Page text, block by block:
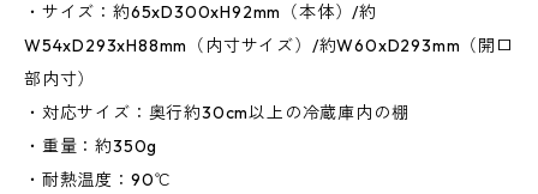
・サイズ：約65xD300xH92mm（本体）/約
W54xD293xH88mm（内寸サイズ）/約W60xD293mm（開口
部内寸）
・対応サイズ：奥行約30cm以上の冷蔵庫内の棚
・重量：約350g
・耐熱温度：90℃